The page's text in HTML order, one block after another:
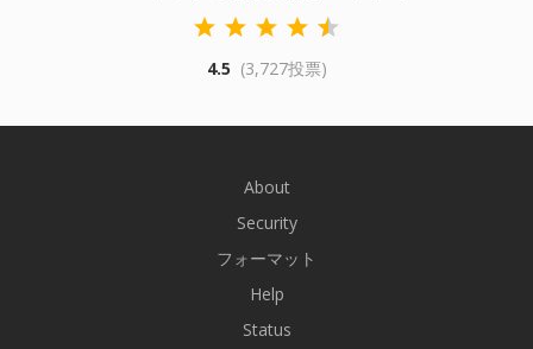
4.5 (3,727投票)
About
Security
フォーマット
Help
Status